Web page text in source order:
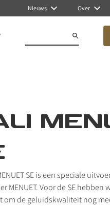
Nieuws Over
SE is een speciale
MENUET. Voor de SE hebben
om de geluidskwaliteit nog